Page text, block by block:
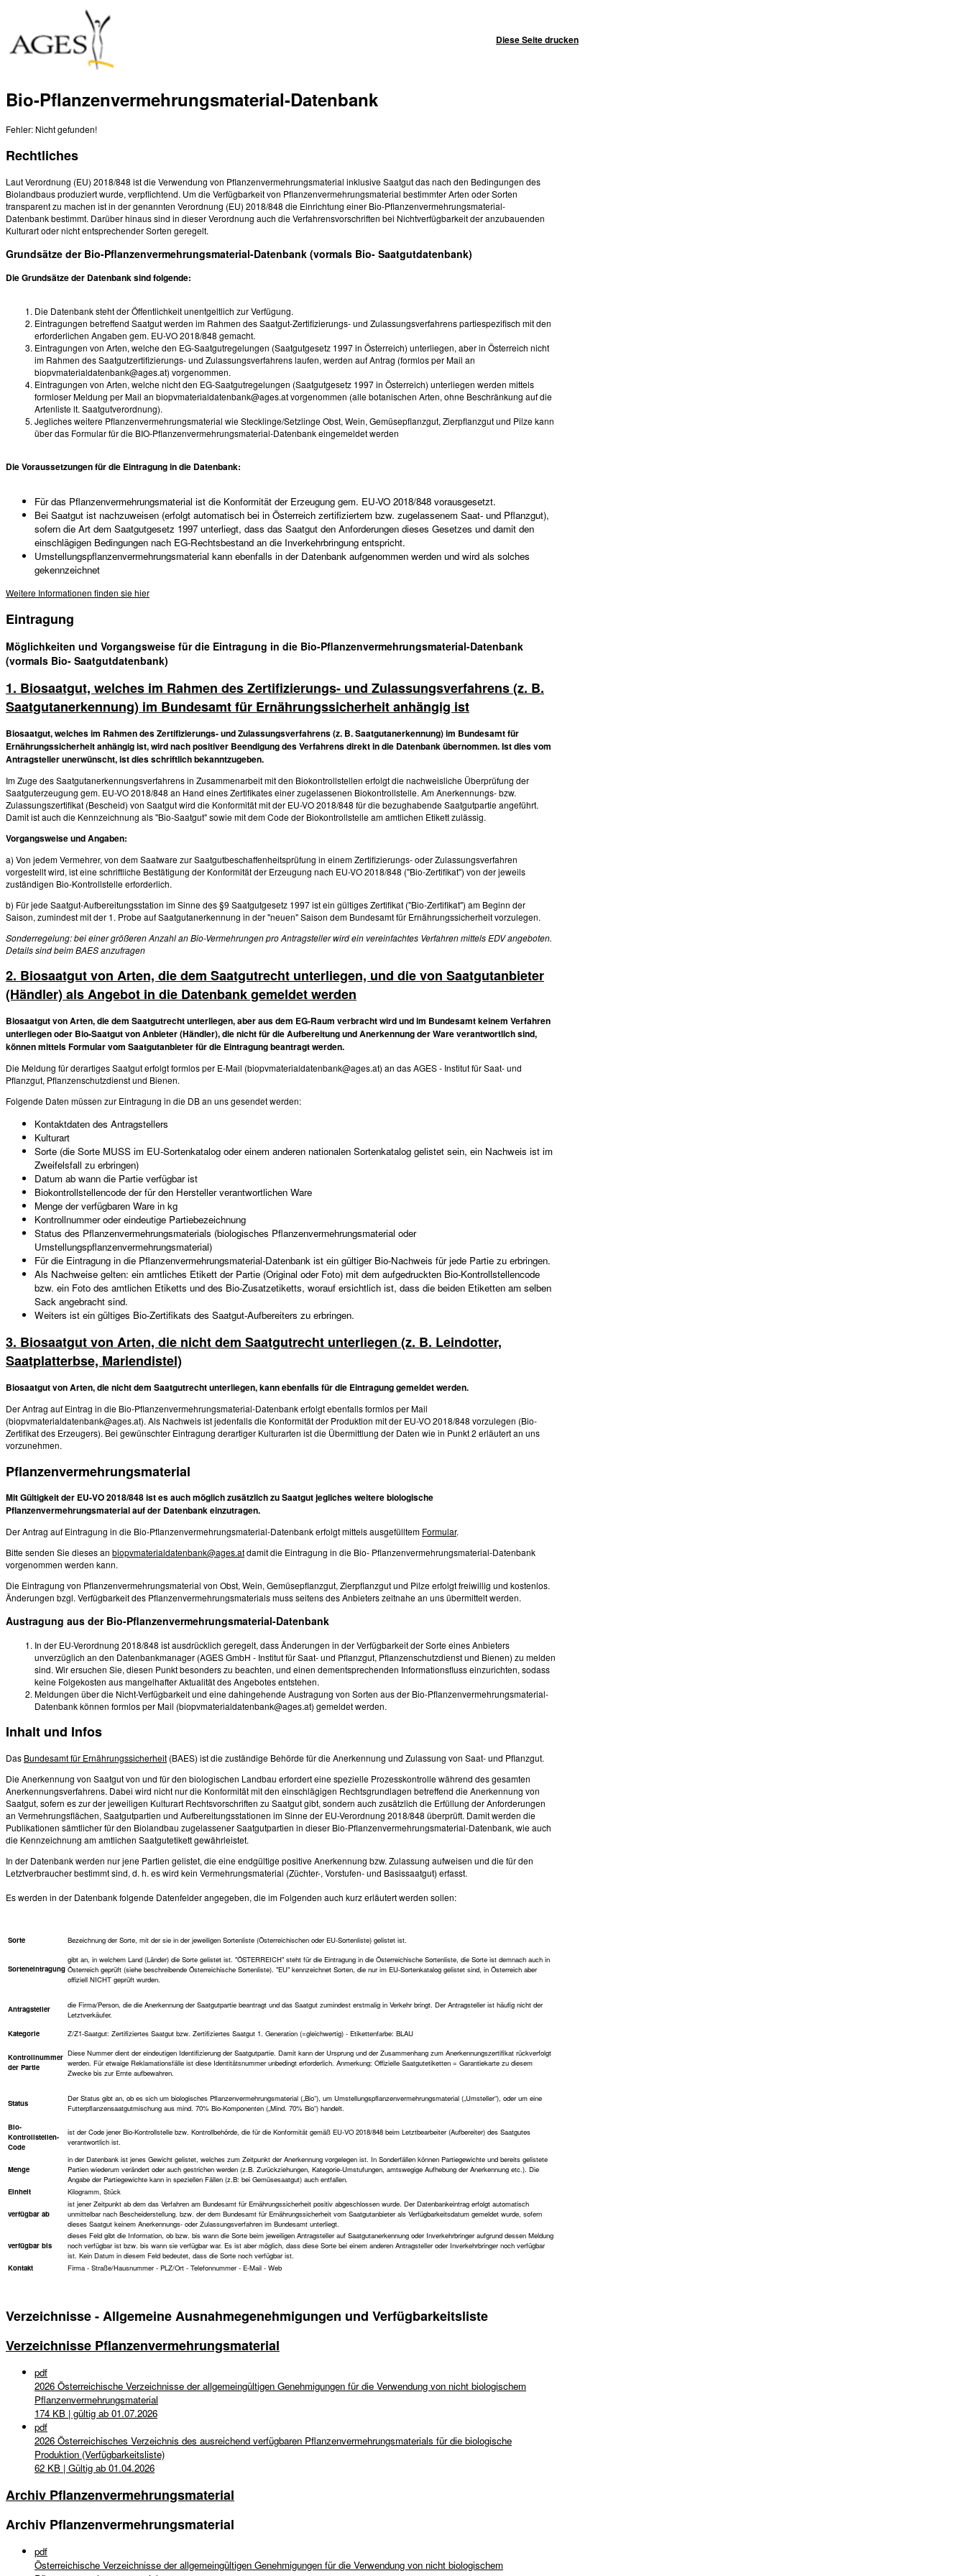
Diese Seite drucken
Bio-Pflanzenvermehrungsmaterial-Datenbank
Fehler: Nicht gefunden!
Rechtliches
Laut Verordnung (EU) 2018/848 ist die Verwendung von Pflanzenvermehrungsmaterial inklusive Saatgut das nach den Bedingungen des
Biolandbaus produziert wurde, verpflichtend. Um die Verfügbarkeit von Pflanzenvermehrungsmaterial bestimmter Arten oder Sorten
transparent zu machen ist in der genannten Verordnung (EU) 2018/848 die Einrichtung einer Bio-Pflanzenvermehrungsmaterial-
Datenbank bestimmt. Darüber hinaus sind in dieser Verordnung auch die Verfahrensvorschriften bei Nichtverfügbarkeit der anzubauenden
Kulturart oder nicht entsprechender Sorten geregelt.
Grundsätze der Bio-Pflanzenvermehrungsmaterial-Datenbank (vormals Bio- Saatgutdatenbank)
Die Grundsätze der Datenbank sind folgende:
Die Datenbank steht der Öffentlichkeit unentgeltlich zur Verfügung.
Eintragungen betreffend Saatgut werden im Rahmen des Saatgut-Zertifizierungs- und Zulassungsverfahrens partiespezifisch mit den
erforderlichen Angaben gem. EU-VO 2018/848 gemacht.
Eintragungen von Arten, welche den EG-Saatgutregelungen (Saatgutgesetz 1997 in Österreich) unterliegen, aber in Österreich nicht
im Rahmen des Saatgutzertifizierungs- und Zulassungsverfahrens laufen, werden auf Antrag (formlos per Mail an
biopvmaterialdatenbank@ages.at) vorgenommen.
Eintragungen von Arten, welche nicht den EG-Saatgutregelungen (Saatgutgesetz 1997 in Österreich) unterliegen werden mittels
formloser Meldung per Mail an biopvmaterialdatenbank@ages.at vorgenommen (alle botanischen Arten, ohne Beschränkung auf die
Artenliste lt. Saatgutverordnung).
Jegliches weitere Pflanzenvermehrungsmaterial wie Stecklinge/Setzlinge Obst, Wein, Gemüsepflanzgut, Zierpflanzgut und Pilze kann
über das Formular für die BIO-Pflanzenvermehrungsmaterial-Datenbank eingemeldet werden
Die Voraussetzungen für die Eintragung in die Datenbank:
Für das Pflanzenvermehrungsmaterial ist die Konformität der Erzeugung gem. EU-VO 2018/848 vorausgesetzt.
Bei Saatgut ist nachzuweisen (erfolgt automatisch bei in Österreich zertifiziertem bzw. zugelassenem Saat- und Pflanzgut),
sofern die Art dem Saatgutgesetz 1997 unterliegt, dass das Saatgut den Anforderungen dieses Gesetzes und damit den
einschlägigen Bedingungen nach EG-Rechtsbestand an die Inverkehrbringung entspricht.
Umstellungspflanzenvermehrungsmaterial kann ebenfalls in der Datenbank aufgenommen werden und wird als solches
gekennzeichnet
Weitere Informationen finden sie hier
Eintragung
Möglichkeiten und Vorgangsweise für die Eintragung in die Bio-Pflanzenvermehrungsmaterial-Datenbank
(vormals Bio- Saatgutdatenbank)
1. Biosaatgut, welches im Rahmen des Zertifizierungs- und Zulassungsverfahrens (z. B.
Saatgutanerkennung) im Bundesamt für Ernährungssicherheit anhängig ist
Biosaatgut, welches im Rahmen des Zertifizierungs- und Zulassungsverfahrens (z. B. Saatgutanerkennung) im Bundesamt für
Ernährungssicherheit anhängig ist, wird nach positiver Beendigung des Verfahrens direkt in die Datenbank übernommen. Ist dies vom
Antragsteller unerwünscht, ist dies schriftlich bekanntzugeben.
Im Zuge des Saatgutanerkennungsverfahrens in Zusammenarbeit mit den Biokontrollstellen erfolgt die nachweisliche Überprüfung der
Saatguterzeugung gem. EU-VO 2018/848 an Hand eines Zertifikates einer zugelassenen Biokontrollstelle. Am Anerkennungs- bzw.
Zulassungszertifikat (Bescheid) von Saatgut wird die Konformität mit der EU-VO 2018/848 für die bezughabende Saatgutpartie angeführt.
Damit ist auch die Kennzeichnung als "Bio-Saatgut" sowie mit dem Code der Biokontrollstelle am amtlichen Etikett zulässig.
Vorgangsweise und Angaben:
a) Von jedem Vermehrer, von dem Saatware zur Saatgutbeschaffenheitsprüfung in einem Zertifizierungs- oder Zulassungsverfahren
vorgestellt wird, ist eine schriftliche Bestätigung der Konformität der Erzeugung nach EU-VO 2018/848 ("Bio-Zertifikat") von der jeweils
zuständigen Bio-Kontrollstelle erforderlich.
b) Für jede Saatgut-Aufbereitungsstation im Sinne des §9 Saatgutgesetz 1997 ist ein gültiges Zertifikat ("Bio-Zertifikat") am Beginn der
Saison, zumindest mit der 1. Probe auf Saatgutanerkennung in der "neuen" Saison dem Bundesamt für Ernährungssicherheit vorzulegen.
Sonderregelung: bei einer größeren Anzahl an Bio-Vermehrungen pro Antragsteller wird ein vereinfachtes Verfahren mittels EDV angeboten.
Details sind beim BAES anzufragen
2. Biosaatgut von Arten, die dem Saatgutrecht unterliegen, und die von Saatgutanbieter
(Händler) als Angebot in die Datenbank gemeldet werden
Biosaatgut von Arten, die dem Saatgutrecht unterliegen, aber aus dem EG-Raum verbracht wird und im Bundesamt keinem Verfahren
unterliegen oder Bio-Saatgut von Anbieter (Händler), die nicht für die Aufbereitung und Anerkennung der Ware verantwortlich sind,
können mittels Formular vom Saatgutanbieter für die Eintragung beantragt werden.
Die Meldung für derartiges Saatgut erfolgt formlos per E-Mail (biopvmaterialdatenbank@ages.at) an das AGES - Institut für Saat- und
Pflanzgut, Pflanzenschutzdienst und Bienen.
Folgende Daten müssen zur Eintragung in die DB an uns gesendet werden:
Kontaktdaten des Antragstellers
Kulturart
Sorte (die Sorte MUSS im EU-Sortenkatalog oder einem anderen nationalen Sortenkatalog gelistet sein, ein Nachweis ist im
Zweifelsfall zu erbringen)
Datum ab wann die Partie verfügbar ist
Biokontrollstellencode der für den Hersteller verantwortlichen Ware
Menge der verfügbaren Ware in kg
Kontrollnummer oder eindeutige Partiebezeichnung
Status des Pflanzenvermehrungsmaterials (biologisches Pflanzenvermehrungsmaterial oder
Umstellungspflanzenvermehrungsmaterial)
Für die Eintragung in die Pflanzenvermehrungsmaterial-Datenbank ist ein gültiger Bio-Nachweis für jede Partie zu erbringen.
Als Nachweise gelten: ein amtliches Etikett der Partie (Original oder Foto) mit dem aufgedruckten Bio-Kontrollstellencode
bzw. ein Foto des amtlichen Etiketts und des Bio-Zusatzetiketts, worauf ersichtlich ist, dass die beiden Etiketten am selben
Sack angebracht sind.
Weiters ist ein gültiges Bio-Zertifikats des Saatgut-Aufbereiters zu erbringen.
3. Biosaatgut von Arten, die nicht dem Saatgutrecht unterliegen (z. B. Leindotter,
Saatplatterbse, Mariendistel)
Biosaatgut von Arten, die nicht dem Saatgutrecht unterliegen, kann ebenfalls für die Eintragung gemeldet werden.
Der Antrag auf Eintrag in die Bio-Pflanzenvermehrungsmaterial-Datenbank erfolgt ebenfalls formlos per Mail
(biopvmaterialdatenbank@ages.at). Als Nachweis ist jedenfalls die Konformität der Produktion mit der EU-VO 2018/848 vorzulegen (Bio-
Zertifikat des Erzeugers). Bei gewünschter Eintragung derartiger Kulturarten ist die Übermittlung der Daten wie in Punkt 2 erläutert an uns
vorzunehmen.
Pflanzenvermehrungsmaterial
Mit Gültigkeit der EU-VO 2018/848 ist es auch möglich zusätzlich zu Saatgut jegliches weitere biologische
Pflanzenvermehrungsmaterial auf der Datenbank einzutragen.
Der Antrag auf Eintragung in die Bio-Pflanzenvermehrungsmaterial-Datenbank erfolgt mittels ausgefülltem Formular.
Bitte senden Sie dieses an biopvmaterialdatenbank@ages.atdamit die Eintragung in die Bio- Pflanzenvermehrungsmaterial-Datenbank
vorgenommen werden kann.
Die Eintragung von Pflanzenvermehrungsmaterial von Obst, Wein, Gemüsepflanzgut, Zierpflanzgut und Pilze erfolgt freiwillig und kostenlos.
Änderungen bzgl. Verfügbarkeit des Pflanzenvermehrungsmaterials muss seitens des Anbieters zeitnahe an uns übermittelt werden.
Austragung aus der Bio-Pflanzenvermehrungsmaterial-Datenbank
In der EU-Verordnung 2018/848 ist ausdrücklich geregelt, dass Änderungen in der Verfügbarkeit der Sorte eines Anbieters
unverzüglich an den Datenbankmanager (AGES GmbH - Institut für Saat- und Pflanzgut, Pflanzenschutzdienst und Bienen) zu melden
sind. Wir ersuchen Sie, diesen Punkt besonders zu beachten, und einen dementsprechenden Informationsfluss einzurichten, sodass
keine Folgekosten aus mangelhafter Aktualität des Angebotes entstehen.
Meldungen über die Nicht-Verfügbarkeit und eine dahingehende Austragung von Sorten aus der Bio-Pflanzenvermehrungsmaterial-
Datenbank können formlos per Mail (biopvmaterialdatenbank@ages.at) gemeldet werden.
Inhalt und Infos
Das Bundesamt für Ernährungssicherheit (BAES) ist die zuständige Behörde für die Anerkennung und Zulassung von Saat- und Pflanzgut.
Die Anerkennung von Saatgut von und für den biologischen Landbau erfordert eine spezielle Prozesskontrolle während des gesamten
Anerkennungsverfahrens. Dabei wird nicht nur die Konformität mit den einschlägigen Rechtsgrundlagen betreffend die Anerkennung von
Saatgut, sofern es zur der jeweiligen Kulturart Rechtsvorschriften zu Saatgut gibt, sondern auch zusätzlich die Erfüllung der Anforderungen
an Vermehrungsflächen, Saatgutpartien und Aufbereitungsstationen im Sinne der EU-Verordnung 2018/848 überprüft. Damit werden die
Publikationen sämtlicher für den Biolandbau zugelassener Saatgutpartien in dieser Bio-Pflanzenvermehrungsmaterial-Datenbank, wie auch
die Kennzeichnung am amtlichen Saatgutetikett gewährleistet.
In der Datenbank werden nur jene Partien gelistet, die eine endgültige positive Anerkennung bzw. Zulassung aufweisen und die für den
Letztverbraucher bestimmt sind, d. h. es wird kein Vermehrungsmaterial (Züchter-, Vorstufen- und Basissaatgut) erfasst.
Es werden in der Datenbank folgende Datenfelder angegeben, die im Folgenden auch kurz erläutert werden sollen:
Sorte Bezeichnung der Sorte, mit der sie in der jeweiligen Sortenliste (Österreichischen oder EU-Sortenliste) gelistet ist.
Sorteneintragung
gibt an, in welchem Land (Länder) die Sorte gelistet ist. "ÖSTERREICH" steht für die Eintragung in die Österreichische Sortenliste, die Sorte ist demnach auch in
Österreich geprüft (siehe beschreibende Österreichische Sortenliste). "EU" kennzeichnet Sorten, die nur im EU-Sortenkatalog gelistet sind, in Österreich aber
offiziell NICHT geprüft wurden.
Antragsteller
die Firma/Person, die die Anerkennung der Saatgutpartie beantragt und das Saatgut zumindest erstmalig in Verkehr bringt. Der Antragsteller ist häufig nicht der
Letztverkäufer.
Kategorie
Z/Z1-Saatgut: Zertifiziertes Saatgut bzw. Zertifiziertes Saatgut 1. Generation (=gleichwertig) - Etikettenfarbe: BLAU
Kontrollnummer
der Partie
Diese Nummer dient der eindeutigen Identifizierung der Saatgutpartie. Damit kann der Ursprung und der Zusammenhang zum Anerkennungszertifikat rückverfolgt
werden. Für etwaige Reklamationsfälle ist diese Identitätsnummer unbedingt erforderlich. Anmerkung: Offizielle Saatgutetiketten = Garantiekarte zu diesem
Zwecke bis zur Ernte aufbewahren.
Status
Der Status gibt an, ob es sich um biologisches Pflanzenvermehrungsmaterial („Bio“), um Umstellungspflanzenvermehrungsmaterial („Umsteller“), oder um eine
Futterpflanzensaatgutmischung aus mind. 70% Bio-Komponenten („Mind. 70% Bio“) handelt.
Bio-
Kontrollstellen-
Code
ist der Code jener Bio-Kontrollstelle bzw. Kontrollbehörde, die für die Konformität gemäß EU-VO 2018/848 beim Letztbearbeiter (Aufbereiter) des Saatgutes
verantwortlich ist.
Menge
in der Datenbank ist jenes Gewicht gelistet, welches zum Zeitpunkt der Anerkennung vorgelegen ist. In Sonderfällen können Partiegewichte und bereits gelistete
Partien wiederum verändert oder auch gestrichen werden (z.B. Zurückziehungen, Kategorie-Umstufungen, amtswegige Aufhebung der Anerkennung etc.). Die
Angabe der Partiegewichte kann in speziellen Fällen (z.B: bei Gemüsesaatgut) auch entfallen.
Einheit
Kilogramm, Stück
verfügbar ab
ist jener Zeitpunkt ab dem das Verfahren am Bundesamt für Ernährungssicherheit positiv abgeschlossen wurde. Der Datenbankeintrag erfolgt automatisch
unmittelbar nach Bescheiderstellung. bzw. der dem Bundesamt für Ernährungssicherheit vom Saatgutanbieter als Verfügbarkeitsdatum gemeldet wurde, sofern
dieses Saatgut keinem Anerkennungs- oder Zulassungsverfahren im Bundesamt unterliegt.
verfügbar bis
dieses Feld gibt die Information, ob bzw. bis wann die Sorte beim jeweiligen Antragsteller auf Saatgutanerkennung oder Inverkehrbringer aufgrund dessen Meldung
noch verfügbar ist bzw. bis wann sie verfügbar war. Es ist aber möglich, dass diese Sorte bei einem anderen Antragsteller oder Inverkehrbringer noch verfügbar
ist. Kein Datum in diesem Feld bedeutet, dass die Sorte noch verfügbar ist.
Kontakt
Firma - Straße/Hausnummer - PLZ/Ort - Telefonnummer - E-Mail - Web
Verzeichnisse - Allgemeine Ausnahmegenehmigungen und Verfügbarkeitsliste
Verzeichnisse Pflanzenvermehrungsmaterial
pdf
2026 Österreichische Verzeichnisse der allgemeingültigen Genehmigungen für die Verwendung von nicht biologischem
Pflanzenvermehrungsmaterial
174 KB | gültig ab 01.07.2026
pdf
2026 Österreichisches Verzeichnis des ausreichend verfügbaren Pflanzenvermehrungsmaterials für die biologische
Produktion (Verfügbarkeitsliste)
62 KB | Gültig ab 01.04.2026
Archiv Pflanzenvermehrungsmaterial
Archiv Pflanzenvermehrungsmaterial
pdf
Österreichische Verzeichnisse der allgemeingültigen Genehmigungen für die Verwendung von nicht biologischem